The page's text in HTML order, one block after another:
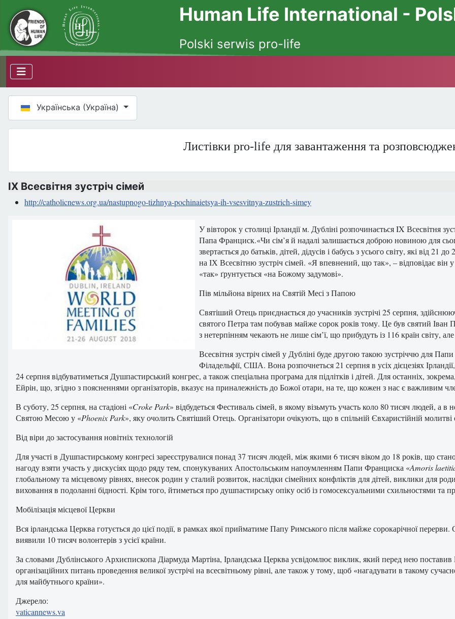
Human Life International -
Polski serwis pro-life
Оберіть свою мову
Українська (Україна)
Листівки pro-life для завантаження та
ІХ Всесвітня зустріч сімей
http://catholicnews.org.ua/nastupnogo-tizhnya-pochinaietsya-ih-vsesvitnya-zustrich-simey
У вівторок у столиці Ірландії м. Дубліні розпочинається IX Всесвітня
Папа Франциск.«Чи сім’я й надалі залишається доброю новиною для
звертається до батьків, дітей, дідусів і бабусь з усього світу, які від 21
на ІХ Всесвітню зустріч сімей. «Я впевнений, що так», – відповідає
«так» ґрунтується «на Божому задумові».
Пів мільйона вірних на Святій Месі з Папою
Святіший Отець приєднається до учасників зустрічі 25 серпня,
святого Петра там побував майже сорок років тому. Це був святий
з нетерпінням чекають не лише сім’ї, що прибудуть із 116 країн світу,
Всесвітня зустріч сімей у Дубліні буде другою такою зустріччю для
Філадельфії, США. Вона розпочнеться 21 серпня в усіх дієцезіях
24 серпня відбуватиметься Душпастирський конгрес, а також спеціальна програма для підлітків і дітей. Для останніх,
Ейрін, що, згідно з поясненнями організаторів, вказує на приналежність до Божої отари, на те, що кожен з нас є важливим
В суботу, 25 серпня, на стадіоні «Croke Park» відбудеться Фестиваль сімей, в якому візьмуть участь коло 80 тисяч людей, а в
Святою Месою у «Phoenix Park», яку очолить Святіший Отець. Організатори очікують, що в спільній Євхаристійній
Від віри до застосування новітніх технологій
Для участі в Душпастирському конгресі зареєструвалися понад 37 тисяч людей, між якими 6 тисяч віком до 18 років, що
нагоду взяти участь у дискусіях щодо ряду тем, спонукуваних Апостольським напоумленням Папи Франциска «Amoris
глобальному та місцевому рівнях, внесок родин у сталий розвиток, наслідки сімейних конфліктів для дітей, виклики для
виховання в подоланні бідності. Крім того, йтиметься про душпастирську опіку осіб із гомосексуальними схильностями та
Мобілізація місцевої Церкви
Вся ірландська Церква готується до цієї події, в рамках якої прийматиме Папу Римського після майже сорокарічної
виявили 10 тисяч волонтерів з усієї країни.
За словами Дублінського Архиєпископа Діармуда Мартіна, Ірландська Церква усвідомлює виклик, який перед нею
організаційних питань проведення великої зустрічі на всесвітньому рівні, але також у тому, щоб «нагадувати в такому
для майбутнього країни».
Джерело:
vaticannews.va